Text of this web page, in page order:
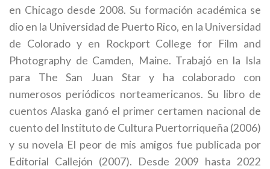
en Chicago desde 2008. Su formación académica se
dio en la Universidad de Puerto Rico, en la Universidad
de Colorado y en Rockport College for Film and
Photography de Camden, Maine. Trabajó en la Isla
para The San Juan Star y ha colaborado con
numerosos periódicos norteamericanos. Su libro de
cuentos Alaska ganó el primer certamen nacional de
cuento del Instituto de Cultura Puertorriqueña (2006)
y su novela El peor de mis amigos fue publicada por
Editorial Callejón (2007). Desde 2009 hasta 2022